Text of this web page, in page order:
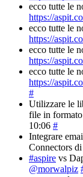
ecco tutte le
https://
ecco tutte le
https://
ecco tutte le
https://
ecco tutte le
https://
#
Utilizzare le
file in
10:06 #
Integrare
Connectors di
#aspire vs
@morwalpiz